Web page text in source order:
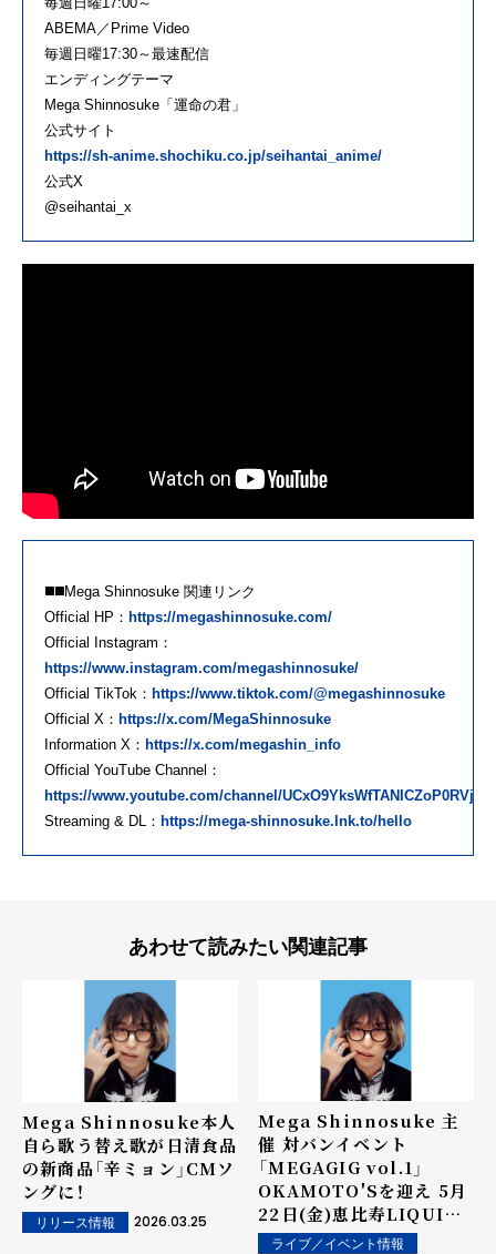
ABEMA／Prime Video
毎週日曜17:30～最速配信
エンディングテーマ
Mega Shinnosuke「運命の君」
公式サイト
https://sh-anime.shochiku.co.jp/seihantai_anime/
公式X
@seihantai_x
◼️◼️Mega Shinnosuke 関連リンク
Official HP： https://megashinnosuke.com/
Official Instagram：
https://www.instagram.com/megashinnosuke/
Official TikTok： https://www.tiktok.com/@megashinnosuke
Official X： https://x.com/MegaShinnosuke
Information X： https://x.com/megashin_info
Official YouTube Channel：
https://www.youtube.com/channel/UCxO9YksWfTANICZoP0RVjOA
Streaming & DL： https://mega-shinnosuke.lnk.to/hello
あわせて読みたい関連記事
Mega Shinnosuke本人
自ら歌う替え歌が日清食品
の新商品「辛ミョン」CMソ
ングに！
リリース情報 2026.03.25
Mega Shinnosuke 主
催 対バンイベント
「MEGAGIG vol.1」
OKAMOTO'Sを迎え 5月
22日(金)恵比寿LIQUID
ROOMにて開催決定！
ライブ／イベント情報